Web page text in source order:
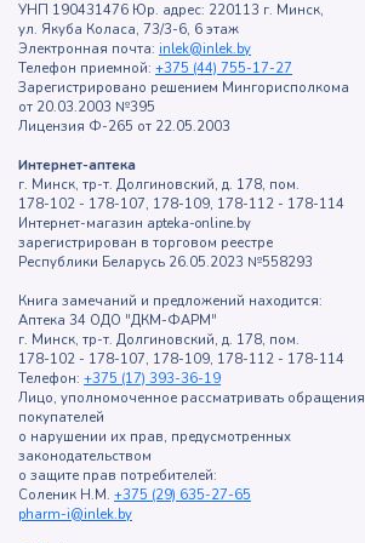
УНП 190431476 Юр. адрес: 220113 г. Минск,
ул. Якуба Коласа, 73/3-6, 6 этаж
Электронная почта: inlek@inlek.by
Телефон приемной: +375 (44) 755-17-27
Зарегистрировано решением Мингорисполкома
от 20.03.2003 №395
Лицензия Ф-265 от 22.05.2003
Интернет-аптека
г. Минск, тр-т. Долгиновский, д. 178, пом.
178-102 - 178-107, 178-109, 178-112 - 178-114
Интернет-магазин apteka-online.by
зарегистрирован в торговом реестре
Республики Беларусь 26.05.2023 №558293
Книга замечаний и предложений находится:
Аптека 34 ОДО "ДКМ-ФАРМ"
г. Минск, тр-т. Долгиновский, д. 178, пом.
178-102 - 178-107, 178-109, 178-112 - 178-114
Телефон: +375 (17) 393-36-19
Лицо, уполномоченное рассматривать обращения
покупателей
о нарушении их прав, предусмотренных
законодательством
о защите прав потребителей:
Соленик Н.М. +375 (29) 635-27-65
pharm-i@inlek.by